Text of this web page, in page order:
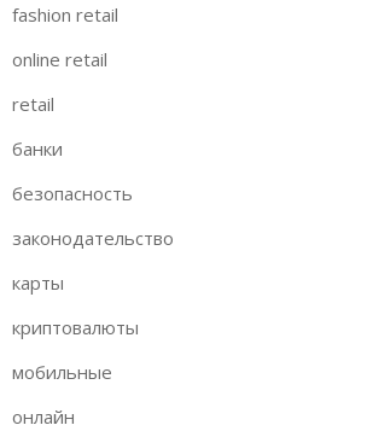
fashion retail
online retail
retail
банки
безопасность
законодательство
карты
криптовалюты
мобильные
онлайн